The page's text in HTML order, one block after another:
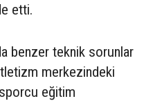
etti.
benzer teknik sorunlar
merkezindeki
sporcu eğitim